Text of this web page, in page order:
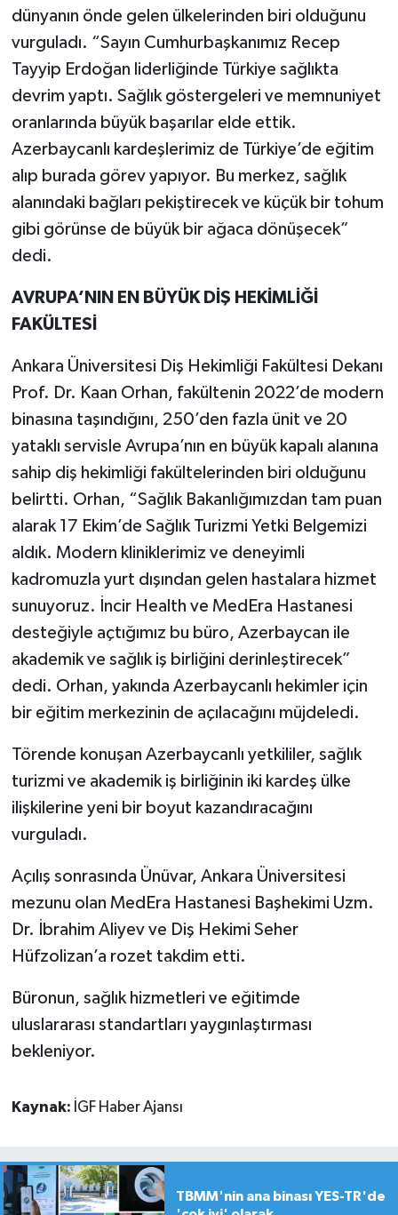
dünyanın önde gelen ülkelerinden biri olduğunu
vurguladı. “Sayın Cumhurbaşkanımız Recep
Tayyip Erdoğan liderliğinde Türkiye sağlıkta
devrim yaptı. Sağlık göstergeleri ve memnuniyet
oranlarında büyük başarılar elde ettik.
Azerbaycanlı kardeşlerimiz de Türkiye’de eğitim
alıp burada görev yapıyor. Bu merkez, sağlık
alanındaki bağları pekiştirecek ve küçük bir tohum
gibi görünse de büyük bir ağaca dönüşecek”
dedi.
AVRUPA’NIN EN BÜYÜK DİŞ HEKİMLİĞİ
FAKÜLTESİ
Ankara Üniversitesi Diş Hekimliği Fakültesi Dekanı
Prof. Dr. Kaan Orhan, fakültenin 2022’de modern
binasına taşındığını, 250’den fazla ünit ve 20
yataklı servisle Avrupa’nın en büyük kapalı alanına
sahip diş hekimliği fakültelerinden biri olduğunu
belirtti. Orhan, “Sağlık Bakanlığımızdan tam puan
alarak 17 Ekim’de Sağlık Turizmi Yetki Belgemizi
aldık. Modern kliniklerimiz ve deneyimli
kadromuzla yurt dışından gelen hastalara hizmet
sunuyoruz. İncir Health ve MedEra Hastanesi
desteğiyle açtığımız bu büro, Azerbaycan ile
akademik ve sağlık iş birliğini derinleştirecek”
dedi. Orhan, yakında Azerbaycanlı hekimler için
bir eğitim merkezinin de açılacağını müjdeledi.
Törende konuşan Azerbaycanlı yetkililer, sağlık
turizmi ve akademik iş birliğinin iki kardeş ülke
ilişkilerine yeni bir boyut kazandıracağını
vurguladı.
Açılış sonrasında Ünüvar, Ankara Üniversitesi
mezunu olan MedEra Hastanesi Başhekimi Uzm.
Dr. İbrahim Aliyev ve Diş Hekimi Seher
Hüfzolizan’a rozet takdim etti.
Büronun, sağlık hizmetleri ve eğitimde
uluslararası standartları yaygınlaştırması
bekleniyor.
Kaynak: İGF Haber Ajansı
TBMM'nin ana binası YES-TR'de